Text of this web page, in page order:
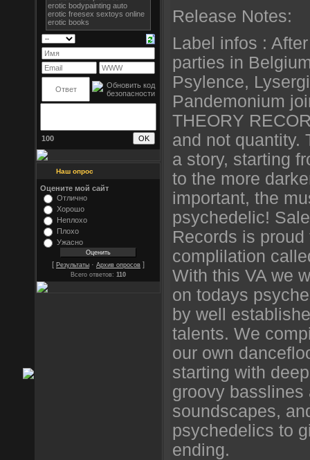
100
Наш опрос
Оцените мой сайт
Отлично
Хорошо
Неплохо
Плохо
Ужасно
[ Результаты · Архив опросов ]
Всего ответов: 110
Release Notes:
Label infos :
parties in
Psylence,
Pandemonium
THEORY
and not quantity.
a story, starting
to the more
important, the
psychedelic!
Records is
complilation
With this VA we
on todays
by well
talents. We
our own
starting with
groovy basslines
soundscapes,
psychedelics to
ending.